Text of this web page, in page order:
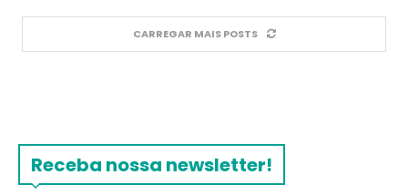
CARREGAR MAIS POSTS
Receba nossa newsletter!